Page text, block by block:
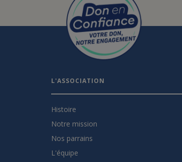
L'ASSOCIATION
Histoire
Notre mission
Nos parrains
L'équipe